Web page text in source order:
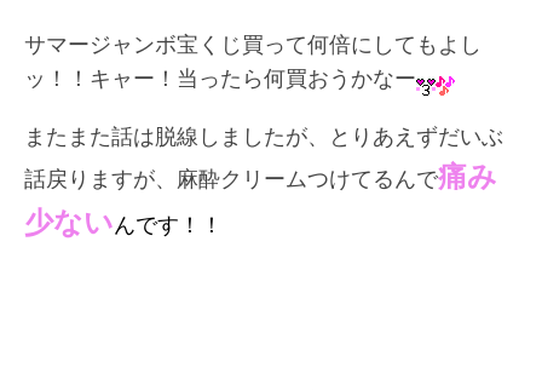
サマージャンボ宝くじ買って何倍にしてもよし
ッ！！キャー！当ったら何買おうかなー
またまた話は脱線しましたが、とりあえずだいぶ
話戻りますが、麻酔クリームつけてるんで痛み
少ないんです！！